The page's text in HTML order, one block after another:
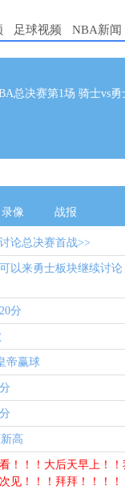
足球视频 NBA新闻
总决赛第1场 骑士vs勇
录像 战报
论总决赛首战>>
以来勇士板块继续讨
分
帝赢球
高
！！！大后天早上！
见！！！拜拜！！！！